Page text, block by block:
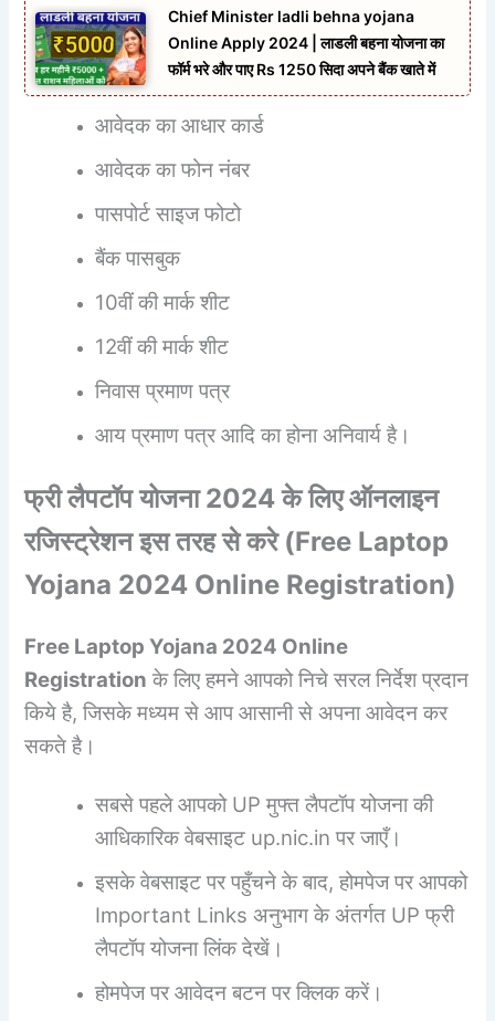
Chief Minister ladli behna yojana
Online Apply 2024 | लाडली बहना योजना का
फॉर्म भरे और पाए Rs 1250 सिदा अपने बैंक खाते में
आवेदक का आधार कार्ड
आवेदक का फोन नंबर
पासपोर्ट साइज फोटो
बैंक पासबुक
10वीं की मार्क शीट
12वीं की मार्क शीट
निवास प्रमाण पत्र
आय प्रमाण पत्र आदि का होना अनिवार्य है।
फ्री लैपटॉप योजना 2024 के लिए ऑनलाइन
रजिस्ट्रेशन इस तरह से करे (Free Laptop
Yojana 2024 Online Registration)
Free Laptop Yojana 2024 Online
Registration के लिए हमने आपको निचे सरल निर्देश प्रदान
किये है, जिसके मध्यम से आप आसानी से अपना आवेदन कर
सकते है।
सबसे पहले आपको UP मुफ्त लैपटॉप योजना की
आधिकारिक वेबसाइट up.nic.in पर जाएँ।
इसके वेबसाइट पर पहुँचने के बाद, होमपेज पर आपको
Important Links अनुभाग के अंतर्गत UP फ्री
लैपटॉप योजना लिंक देखें।
होमपेज पर आवेदन बटन पर क्लिक करें।